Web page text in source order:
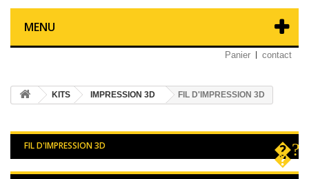
MENU
Panier contact
KITS IMPRESSION 3D FIL D'IMPRESSION 3D
FIL D'IMPRESSION 3D